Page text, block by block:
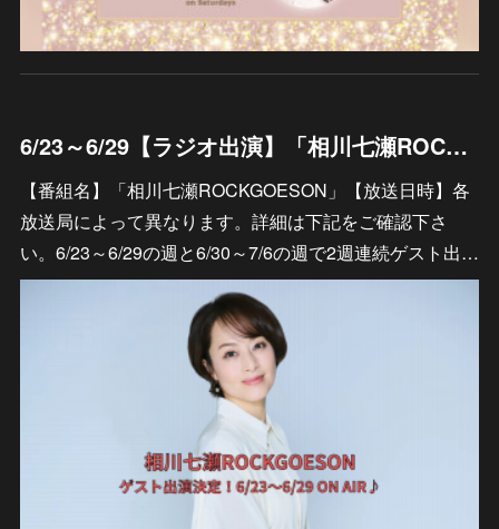
6/23～6/29【ラジオ出演】「相川七瀬ROCKGOESON」
【番組名】「相川七瀬ROCKGOESON」【放送日時】各
放送局によって異なります。詳細は下記をご確認下さ
い。6/23～6/29の週と6/30～7/6の週で2週連続ゲスト出…